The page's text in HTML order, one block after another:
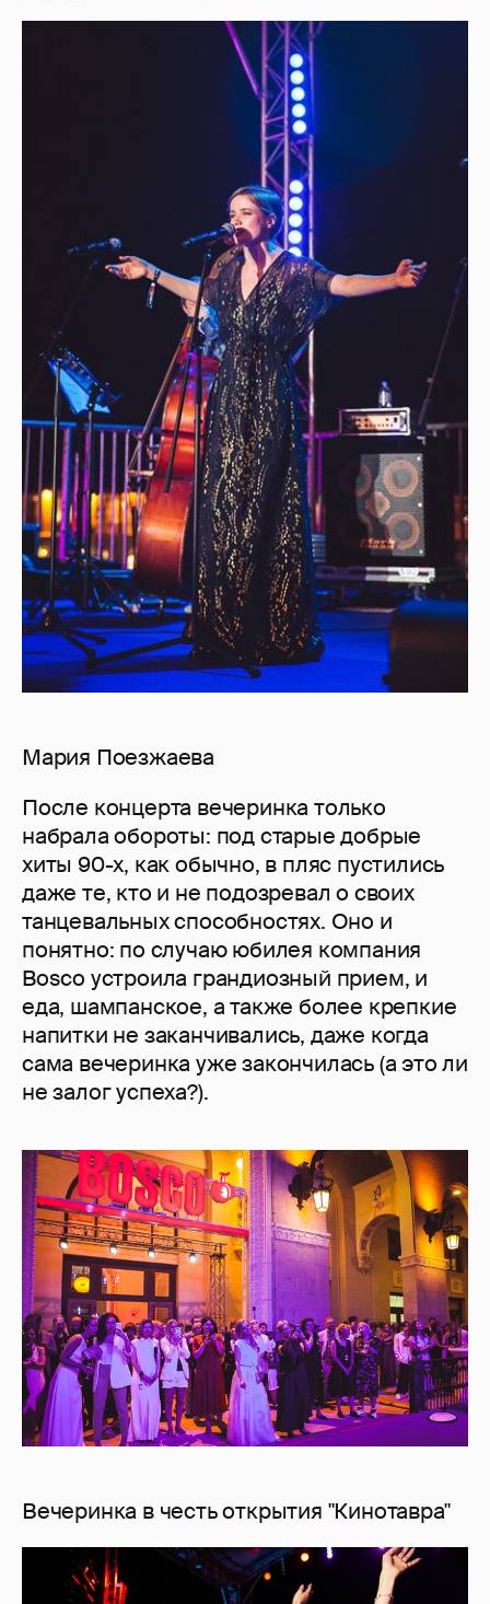
Мария Поезжаева
После концерта вечеринка только
набрала обороты: под старые добрые
хиты 90-х, как обычно, в пляс пустились
даже те, кто и не подозревал о своих
танцевальных способностях. Оно и
понятно: по случаю юбилея компания
Bosco устроила грандиозный прием, и
еда, шампанское, а также более крепкие
напитки не заканчивались, даже когда
сама вечеринка уже закончилась (а это ли
не залог успеха?).
Вечеринка в честь открытия "Кинотавра"